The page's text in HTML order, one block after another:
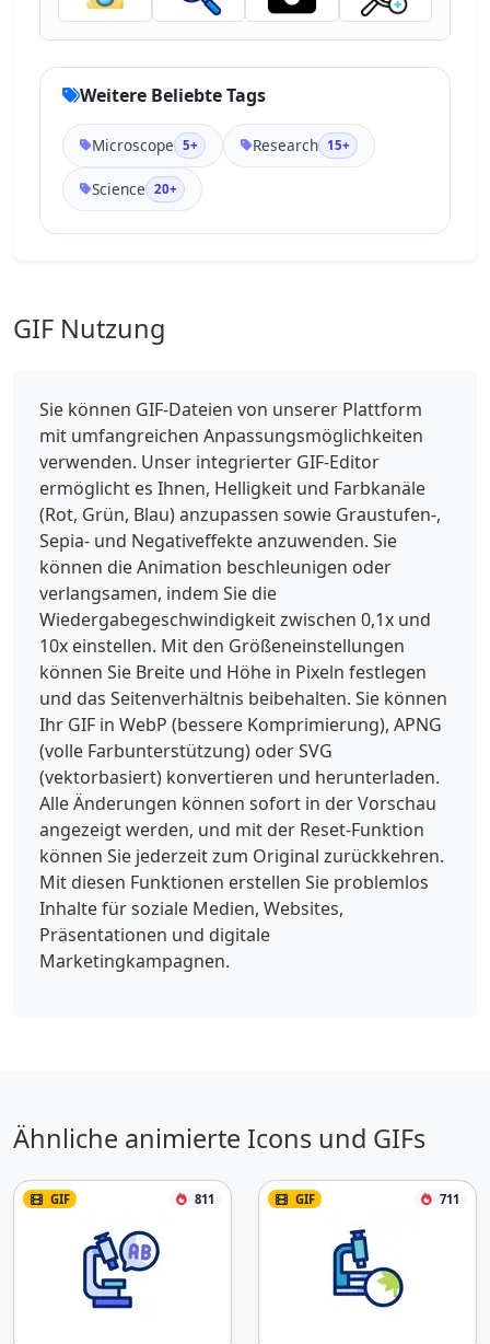
Weitere Beliebte Tags
Microscope 5+ Research 15+
Science 20+
GIF Nutzung
Sie können GIF-Dateien von unserer Plattform
mit umfangreichen Anpassungsmöglichkeiten
verwenden. Unser integrierter GIF-Editor
ermöglicht es Ihnen, Helligkeit und Farbkanäle
(Rot, Grün, Blau) anzupassen sowie Graustufen-,
Sepia- und Negativeffekte anzuwenden. Sie
können die Animation beschleunigen oder
verlangsamen, indem Sie die
Wiedergabegeschwindigkeit zwischen 0,1x und
10x einstellen. Mit den Größeneinstellungen
können Sie Breite und Höhe in Pixeln festlegen
und das Seitenverhältnis beibehalten. Sie können
Ihr GIF in WebP (bessere Komprimierung), APNG
(volle Farbunterstützung) oder SVG
(vektorbasiert) konvertieren und herunterladen.
Alle Änderungen können sofort in der Vorschau
angezeigt werden, und mit der Reset-Funktion
können Sie jederzeit zum Original zurückkehren.
Mit diesen Funktionen erstellen Sie problemlos
Inhalte für soziale Medien, Websites,
Präsentationen und digitale
Marketingkampagnen.
Ähnliche animierte Icons und GIFs
GIF 811 GIF 711